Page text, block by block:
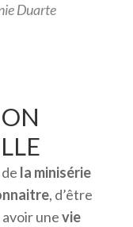
Duarte
la minisérie
, d’être
avoir unevie